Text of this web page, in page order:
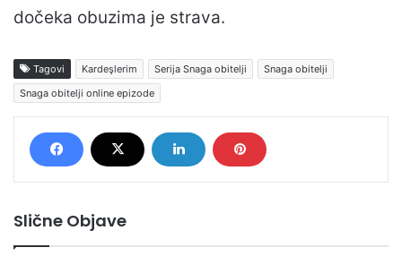
dočeka obuzima je strava.
Tagovi Kardeşlerim Serija Snaga obitelji
Snaga obitelji
Snaga obitelji online epizode
Slične Objave